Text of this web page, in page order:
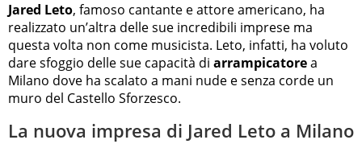
Jared Leto, famoso cantante e attore americano, ha
realizzato un’altra delle sue incredibili imprese ma
questa volta non come musicista. Leto, infatti, ha voluto
dare sfoggio delle sue capacità di arrampicatorea
Milano dove ha scalato a mani nude e senza corde un
muro del Castello Sforzesco.
La nuova impresa di Jared Leto a Milano